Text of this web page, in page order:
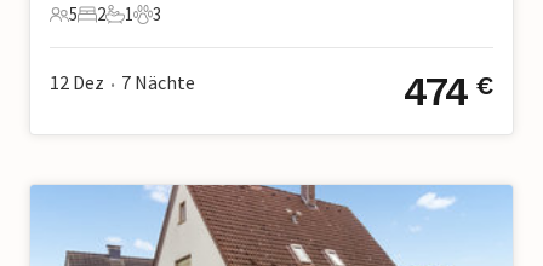
5 Gäste
5
2 Schlafzimmer
2
1 Badezimmer
1
3 Haustiere
3
12 Dez • 7 Nächte 474 €